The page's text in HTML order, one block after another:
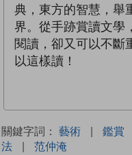
典，東方的智慧，舉
界。從手跡賞讀文學
閱讀，卻又可以不斷
以這樣讀！
關鍵字詞： 藝術 | 鑑賞
法
| 范仲淹